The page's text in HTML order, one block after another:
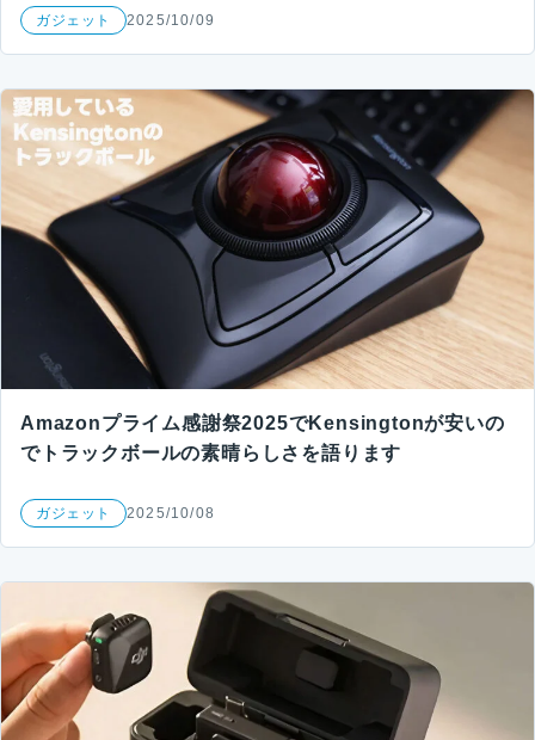
ガジェット 2025/10/09
Amazonプライム感謝祭2025でKensingtonが安いの
でトラックボールの素晴らしさを語ります
ガジェット 2025/10/08